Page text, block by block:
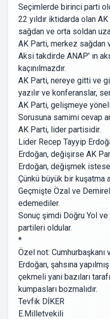
Seçimlerde birinci parti
22 yıldır iktidarda olan
sağdan ve orta soldan
AK Parti, merkez sağdan
Aksi takdirde ANAP' ın
kaçınılmazdır.
AK Parti, nereye gitti ve
yazılır ve konferanslar,
AK Parti, gelişmeye
Sorusuna samimi cevap
AK Parti, lider partisidir.
Lider Recep Tayyip
Erdoğan, değişirse AK
Erdoğan, değişmek istese
Çünkü büyük bir kuşatma
Geçmişte Özal ve
edemediler.
Sonuç şimdi Doğru Yol
partileri oldular.
*
Özel not: Cumhurbaşkanı
Erdoğan, şahsına
çekmeli yani bazıları
kumpasları bozmalıdır.
Tevfik DİKER
E.Milletvekili